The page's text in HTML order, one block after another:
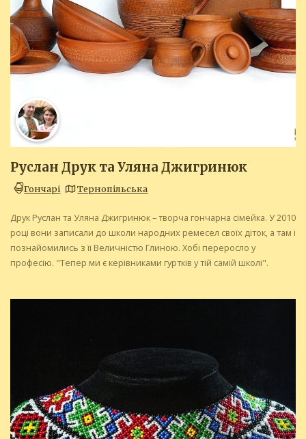
Руслан Друк та Уляна Джигринюк
Гончарі Тернопільська
Друк Руслан та Уляна Джигринюк – творча гончарна сімейка. У 2010
році вони записали до школи народних ремесел своїх діток, а там і
познайомились з її Величністю Глиною. Хобі переросло у
професію. "Тепер ми є керівниками гуртків у тій самій школі".